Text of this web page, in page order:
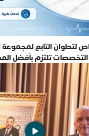
لتطوان التابع
تلتزم بأفضل